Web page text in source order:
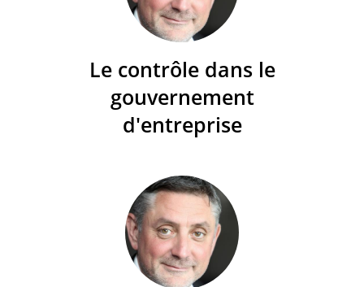
Le contrôle dans le
gouvernement
d'entreprise